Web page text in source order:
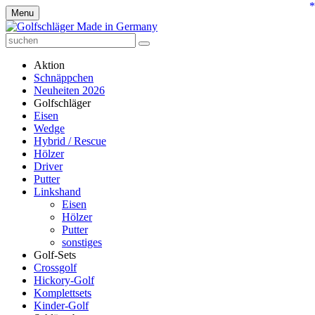
Menu
Aktion
Schnäppchen
Neuheiten 2026
Golfschläger
Eisen
Wedge
Hybrid / Rescue
Hölzer
Driver
Putter
Linkshand
Eisen
Hölzer
Putter
sonstiges
Golf-Sets
Crossgolf
Hickory-Golf
Komplettsets
Kinder-Golf
*